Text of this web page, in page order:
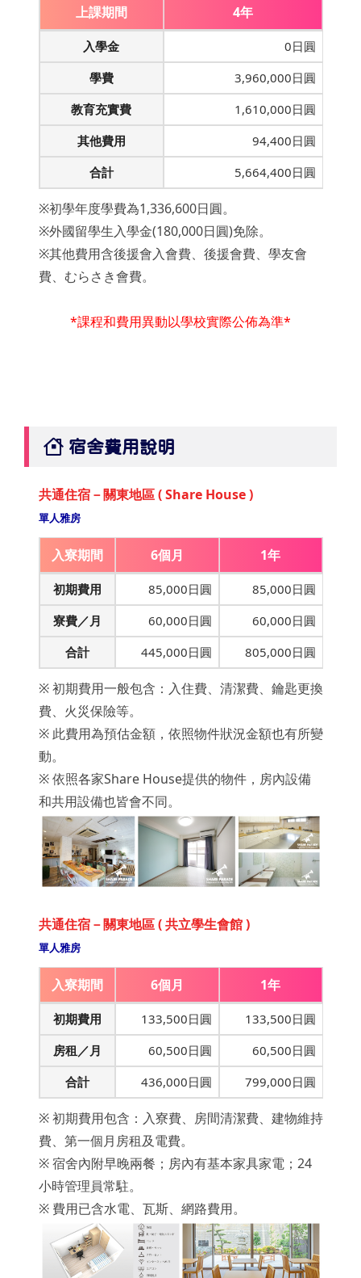
上課期間 4年
入學金
0日圓
學費
3,960,000日圓
教育充實費
1,610,000日圓
其他費用
94,400日圓
合計
5,664,400日圓
※初學年度學費為1,336,600日圓。
※外國留學生入學金(180,000日圓)免除。
※其他費用含後援會入會費、後援會費、學友會
費、むらさき會費。
*課程和費用異動以學校實際公佈為準*
宿舍費用說明
共通住宿－關東地區 ( Share House )
單人雅房
入寮期間 6個月 1年
初期費用 85,000日圓
85,000日圓
寮費／月
60,000日圓
60,000日圓
合計
445,000日圓 805,000日圓
※ 初期費用一般包含：入住費、清潔費、鑰匙更換
費、火災保險等。
※ 此費用為預估金額，依照物件狀況金額也有所變
動。
※ 依照各家Share House提供的物件，房內設備
和共用設備也皆會不同。
共通住宿－關東地區 ( 共立學生會館 )
單人雅房
入寮期間 6個月 1年
初期費用 133,500日圓
133,500日圓
房租／月
60,500日圓
60,500日圓
合計
436,000日圓 799,000日圓
※ 初期費用包含：入寮費、房間清潔費、建物維持
費、第一個月房租及電費。
※ 宿舍內附早晚兩餐；房內有基本家具家電；24
小時管理員常駐。
※ 費用已含水電、瓦斯、網路費用。